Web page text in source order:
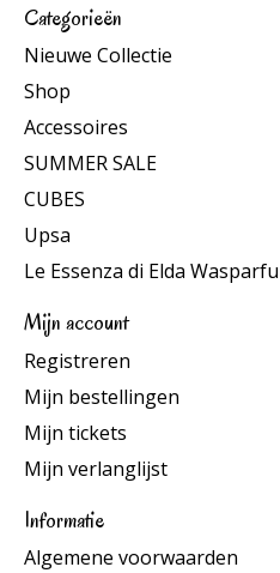
Categorieën
Nieuwe Collectie
Shop
Accessoires
SUMMER SALE
CUBES
Upsa
Le Essenza di Elda
Mijn account
Registreren
Mijn bestellingen
Mijn tickets
Mijn verlanglijst
Informatie
Algemene voorwaarden